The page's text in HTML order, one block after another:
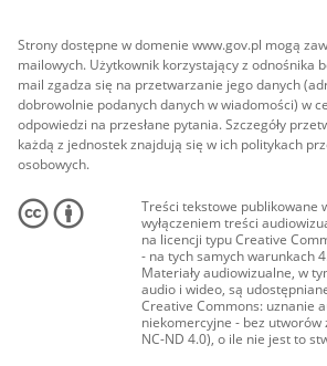
Strony dostępne w domenie www.gov.pl mogą
mailowych. Użytkownik korzystający z odnośnika
mail zgadza się na przetwarzanie jego danych
dobrowolnie podanych danych w wiadomości) w
odpowiedzi na przesłane pytania. Szczegóły
każdą z jednostek znajdują się w ich politykach
osobowych.
Treści tekstowe publikowane
wyłączeniem treści
na licencji typu Creative
- na tych samych warunkach
Materiały audiowizualne, w
audio i wideo, są
Creative Commons: uznanie
niekomercyjne - bez utworów
NC-ND 4.0), o ile nie jest to